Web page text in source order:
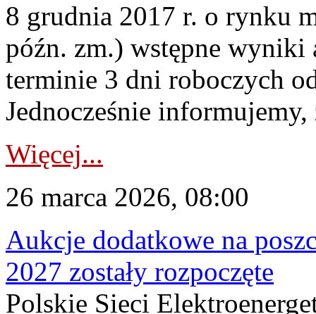
8 grudnia 2017 r. o rynku
późn. zm.) wstępne
terminie 3 dni roboczych
Jednocześnie informujemy,
Więcej...
26 marca 2026, 08:00
Aukcje dodatkowe na
2027 zostały rozpoczęte
Polskie Sieci